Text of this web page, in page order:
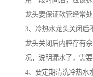
龙头要保证软管经常
3、冷热水龙头关闭后
龙头关闭后内腔存有
况，说明漏水了，需要
4、要定期清洗冷热水